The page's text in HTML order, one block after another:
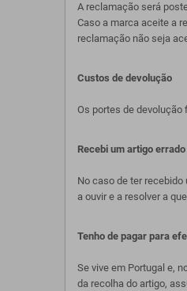
A reclamação será
Caso a marca aceite a
reclamação não seja
Custos de devolução
Os portes de devolução
Recebi um artigo
No caso de ter
a ouvir e a resolver a
Tenho de pagar para
Se vive em Portugal e,
da recolha do artigo,